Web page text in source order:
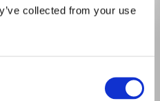
collected from your use